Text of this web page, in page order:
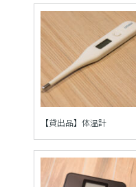
【貸出品】体温計